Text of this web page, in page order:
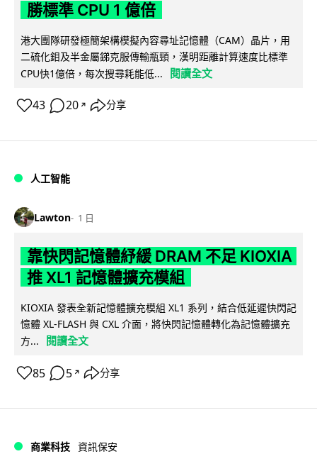
勝標準 CPU 1 億倍
港大團隊研發極簡架構模擬內容尋址記憶體（CAM）晶片，用
二硫化鉬及半金屬銻克服傳輸瓶頸，漢明距離計算速度比標準
CPU快1億倍，每次搜尋耗能低...
閱讀全文
43 20 ↗ 分享
人工智能
Lawton 1 日
靠快閃記憶體紓緩 DRAM 不足 KIOXIA
推 XL1 記憶體擴充模組
KIOXIA 發表全新記憶體擴充模組 XL1 系列，結合低延遲快閃記
憶體 XL-FLASH 與 CXL 介面，將快閃記憶體轉化為記憶體擴充
方...
閱讀全文
85 5 ↗ 分享
商業科技 資訊保安